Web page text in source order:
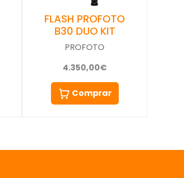
FLASH PROFOTO
B30 DUO KIT
PROFOTO
4.350,00€
Comprar